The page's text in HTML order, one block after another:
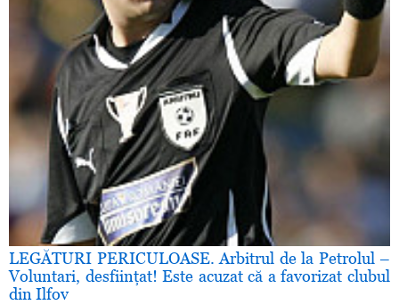
LEGĂTURI PERICULOASE. Arbitrul de la Petrolul –
Voluntari, desfiinţat! Este acuzat că a favorizat clubul
din Ilfov